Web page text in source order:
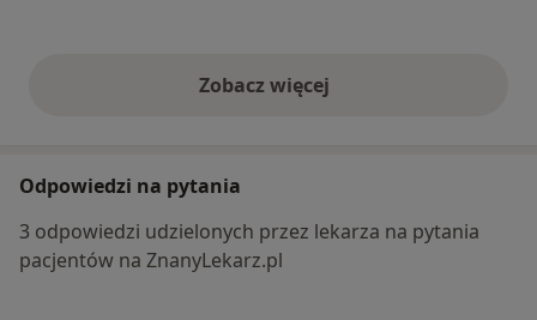
Zobacz więcejopinie powyżej
Odpowiedzi na pytania
3 odpowiedzi udzielonych przez lekarza na pytania
pacjentów na ZnanyLekarz.pl